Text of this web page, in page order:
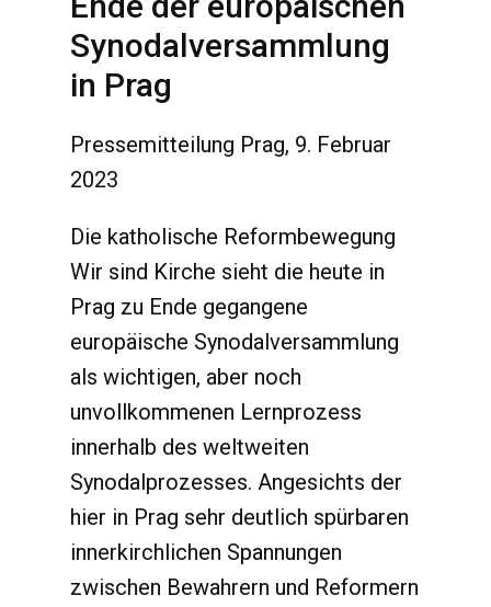
Synodalversammlung
in Prag
Pressemitteilung Prag, 9. Februar
2023
Die katholische Reformbewegung
Wir sind Kirche sieht die heute in
Prag zu Ende gegangene
europäische Synodalversammlung
als wichtigen, aber noch
unvollkommenen Lernprozess
innerhalb des weltweiten
Synodalprozesses. Angesichts der
hier in Prag sehr deutlich spürbaren
innerkirchlichen Spannungen
zwischen Bewahrern und Reformern